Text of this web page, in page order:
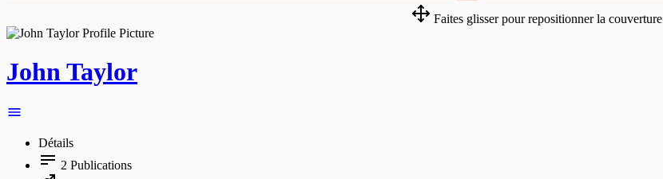
Faites glisser pour repositionner la couverture
John Taylor
Détails
2 Publications